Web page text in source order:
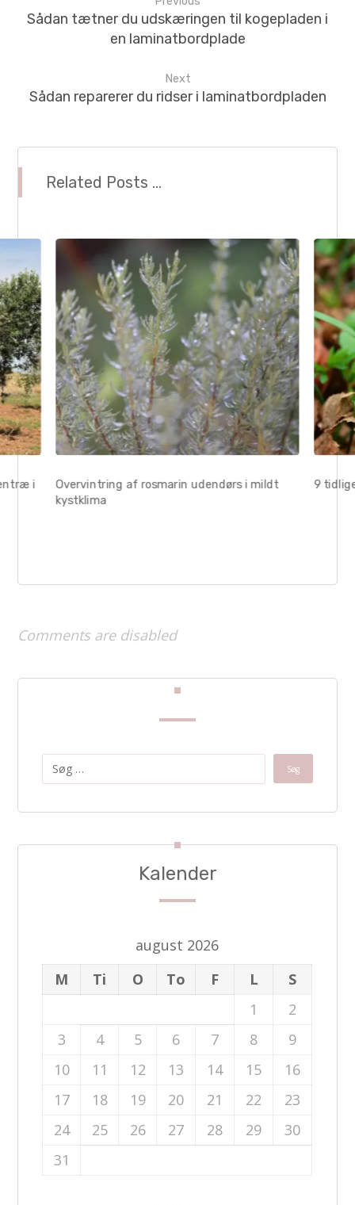
Sådan tætner du udskæringen til kogepladen i
en laminatbordplade
Next
Sådan reparerer du ridser i laminatbordpladen
Related Posts ...
i
Overvintring af rosmarin udendørs i mildt
kystklima
9
Comments are disabled
Kalender
august 2026
M
Ti O To F L
S
1
2
3
4 5 6 7 8
9
10
11 12 13 14 15
16
17
18 19 20 21 22
23
24
25 26 27 28 29
30
31